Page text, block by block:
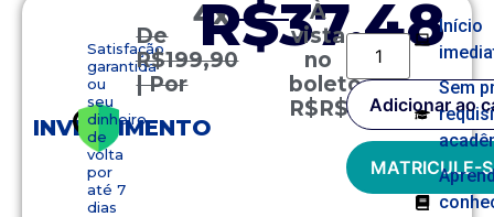
INVESTIMENTO
Satisfação
garantida
ou
seu
dinheiro
de
volta
por
até 7
dias
De
R$199,90
| Por
4x
R$37,48
À
vista
no
boleto
R$R$149,90
Adicionar ao
MATRICULE-
Início
Sem